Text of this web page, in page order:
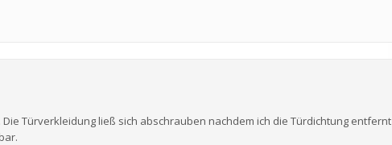
Türverkleidung ließ sich abschrauben nachdem ich die Türdichtung entfernt